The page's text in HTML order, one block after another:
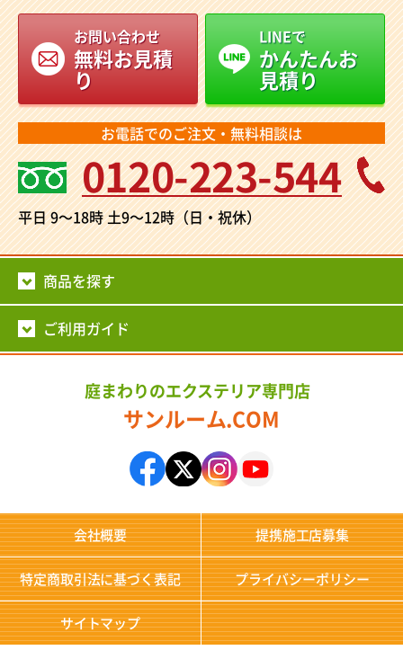
お問い合わせ
無料お見積
り
LINEで
かんたんお
見積り
お電話でのご注文・無料相談は
0120-223-544
平日 9～18時土9～12時（日・祝休）
商品を探す
ご利用ガイド
庭まわりのエクステリア専門店
サンルーム.COM
会社概要 提携施工店募集
特定商取引法に基づく表記 プライバシーポリシー
サイトマップ